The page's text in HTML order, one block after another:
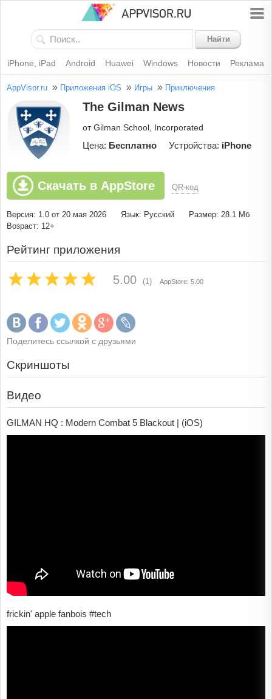
Найти
iPhone, iPad Android Huawei Windows Новости Реклама
AppVisor.ru » Приложения iOS » Игры » Приключения
The Gilman News
от Gilman School, Incorporated
Цена: Бесплатно Устройства: iPhone
Скачать в AppStore QR-код
Версия: 1.0 от 20 мая 2026 Язык: Русский
Размер: 28.1 Мб
Возраст: 12+
Рейтинг приложения
5.00 (1) AppStore: 5.00
Поделитесь ссылкой с друзьями
Скриншоты
Видео
GILMAN HQ : Modern Combat 5 Blackout | (iOS)
frickin' apple fanbois #tech